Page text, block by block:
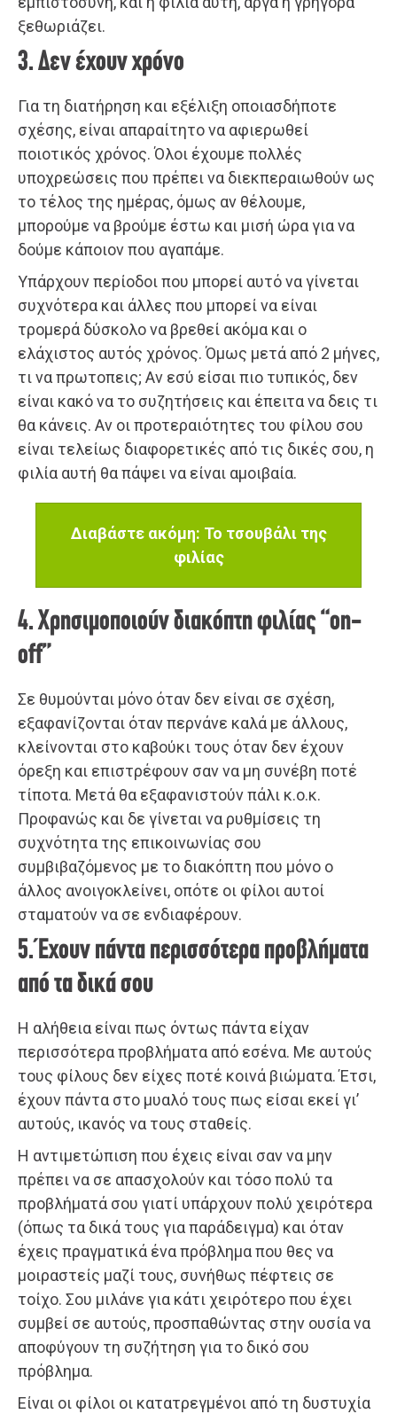
ξεθωριάζει.
3. Δεν έχουν χρόνο
Για τη διατήρηση και εξέλιξη οποιασδήποτε
σχέσης, είναι απαραίτητο να αφιερωθεί
ποιοτικός χρόνος. Όλοι έχουμε πολλές
υποχρεώσεις που πρέπει να διεκπεραιωθούν ως
το τέλος της ημέρας, όμως αν θέλουμε,
μπορούμε να βρούμε έστω και μισή ώρα για να
δούμε κάποιον που αγαπάμε.
Υπάρχουν περίοδοι που μπορεί αυτό να γίνεται
συχνότερα και άλλες που μπορεί να είναι
τρομερά δύσκολο να βρεθεί ακόμα και ο
ελάχιστος αυτός χρόνος. Όμως μετά από 2 μήνες,
τι να πρωτοπεις; Αν εσύ είσαι πιο τυπικός, δεν
είναι κακό να το συζητήσεις και έπειτα να δεις τι
θα κάνεις. Αν οι προτεραιότητες του φίλου σου
είναι τελείως διαφορετικές από τις δικές σου, η
φιλία αυτή θα πάψει να είναι αμοιβαία.
Διαβάστε ακόμη: Το τσουβάλι της
φιλίας
4. Χρησιμοποιούν διακόπτη φιλίας “on-
off”
Σε θυμούνται μόνο όταν δεν είναι σε σχέση,
εξαφανίζονται όταν περνάνε καλά με άλλους,
κλείνονται στο καβούκι τους όταν δεν έχουν
όρεξη και επιστρέφουν σαν να μη συνέβη ποτέ
τίποτα. Μετά θα εξαφανιστούν πάλι κ.ο.κ.
Προφανώς και δε γίνεται να ρυθμίσεις τη
συχνότητα της επικοινωνίας σου
συμβιβαζόμενος με το διακόπτη που μόνο ο
άλλος ανοιγοκλείνει, οπότε οι φίλοι αυτοί
σταματούν να σε ενδιαφέρουν.
5. Έχουν πάντα περισσότερα προβλήματα
από τα δικά σου
Η αλήθεια είναι πως όντως πάντα είχαν
περισσότερα προβλήματα από εσένα. Με αυτούς
τους φίλους δεν είχες ποτέ κοινά βιώματα. Έτσι,
έχουν πάντα στο μυαλό τους πως είσαι εκεί γι’
αυτούς, ικανός να τους σταθείς.
Η αντιμετώπιση που έχεις είναι σαν να μην
πρέπει να σε απασχολούν και τόσο πολύ τα
προβλήματά σου γιατί υπάρχουν πολύ χειρότερα
(όπως τα δικά τους για παράδειγμα) και όταν
έχεις πραγματικά ένα πρόβλημα που θες να
μοιραστείς μαζί τους, συνήθως πέφτεις σε
τοίχο. Σου μιλάνε για κάτι χειρότερο που έχει
συμβεί σε αυτούς, προσπαθώντας στην ουσία να
αποφύγουν τη συζήτηση για το δικό σου
πρόβλημα.
Είναι οι φίλοι οι κατατρεγμένοι από τη δυστυχία